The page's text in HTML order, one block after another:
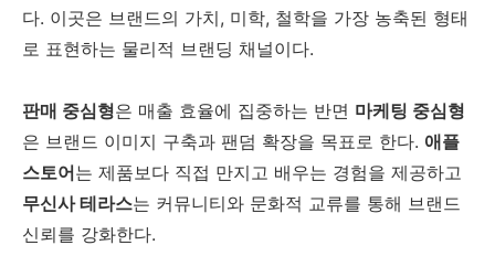
다. 이곳은 브랜드의 가치, 미학, 철학을 가장 농축된 형태
로 표현하는 물리적 브랜딩 채널이다.
판매 중심형은 매출 효율에 집중하는 반면 마케팅 중심형
은 브랜드 이미지 구축과 팬덤 확장을 목표로 한다. 애플
스토어는 제품보다 직접 만지고 배우는 경험을 제공하고
무신사 테라스는 커뮤니티와 문화적 교류를 통해 브랜드
신뢰를 강화한다.